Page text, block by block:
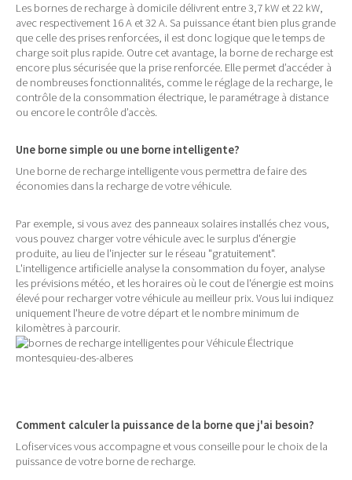
Les bornes de recharge à domicile délivrent entre 3,7 kW et 22 kW,
avec respectivement 16 A et 32 A. Sa puissance étant bien plus grande
que celle des prises renforcées, il est donc logique que le temps de
charge soit plus rapide. Outre cet avantage, la borne de recharge est
encore plus sécurisée que la prise renforcée. Elle permet d’accéder à
de nombreuses fonctionnalités, comme le réglage de la recharge, le
contrôle de la consommation électrique, le paramétrage à distance
ou encore le contrôle d’accès.
Une borne simple ou une borne intelligente?
Une borne de recharge intelligente vous permettra de faire des
économies dans la recharge de votre véhicule.
Par exemple, si vous avez des panneaux solaires installés chez vous,
vous pouvez charger votre véhicule avec le surplus d'énergie
produite, au lieu de l'injecter sur le réseau "gratuitement".
L'intelligence artificielle analyse la consommation du foyer, analyse
les prévisions météo, et les horaires où le cout de l'énergie est moins
élevé pour recharger votre véhicule au meilleur prix. Vous lui indiquez
uniquement l'heure de votre départ et le nombre minimum de
kilomètres à parcourir.
Comment calculer la puissance de la borne que j'ai besoin?
Lofiservices vous accompagne et vous conseille pour le choix de la
puissance de votre borne de recharge.